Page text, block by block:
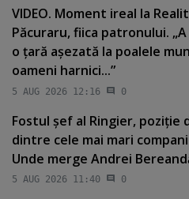
VIDEO. Moment ireal la
Păcuraru, fiica patronului.
o ţară aşezată la poalele
oameni harnici...”
5 AUG 2026 12:16 0
Fostul şef al Ringier, poziţie
dintre cele mai mari
Unde merge Andrei
5 AUG 2026 11:40 0